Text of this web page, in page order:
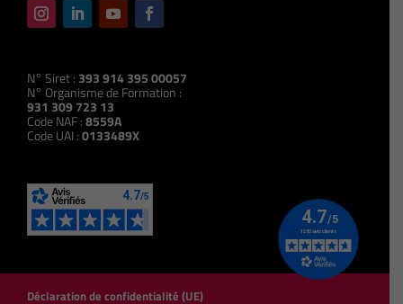
N° Siret : 393 914 395 00057
N° Organisme de Formation :
931 309 723 13
Code NAF :8559A
Code UAI :0133489X
Déclaration de confidentialité (UE)